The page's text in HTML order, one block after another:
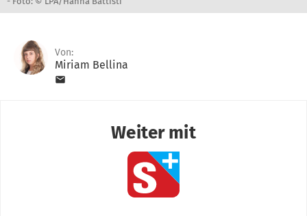
Von:
Miriam Bellina